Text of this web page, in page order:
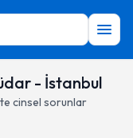
- İstanbul
cinsel sorunlar